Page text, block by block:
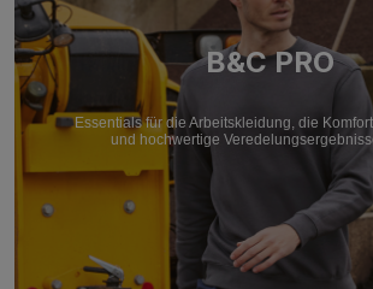
B&C PRO
Essentials für die Arbeitskleidung, die
und hochwertige